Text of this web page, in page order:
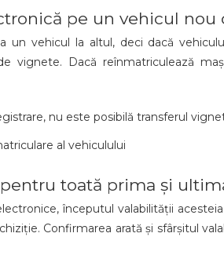
pe un vehicul nou
vehicul la altul, deci dacă
vignete. Dacă reînmatriculează
nu este posibilă transferul
al vehiculului
toată prima și
începutul valabilității
Confirmarea arată și sfârșitul